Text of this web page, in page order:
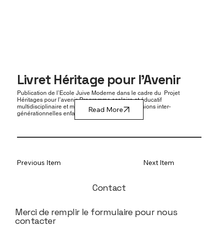
Livret Héritage pour l'Avenir
Publication de l’Ecole Juive Moderne dans le cadre du Projet
Héritages pour l’avenir. Programme scolaire et éducatif
multidisciplinaire et multimédia sur les transmissions inter-
générationnelles enfants/grands-parents.
Read More
Previous Item Next Item
Contact
Merci de remplir le formulaire pour nous
contacter